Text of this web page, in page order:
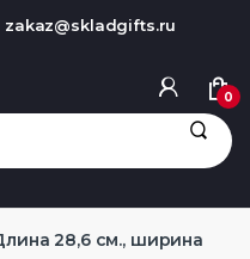
zakaz@skladgifts.ru
0
28,6 см., ширина